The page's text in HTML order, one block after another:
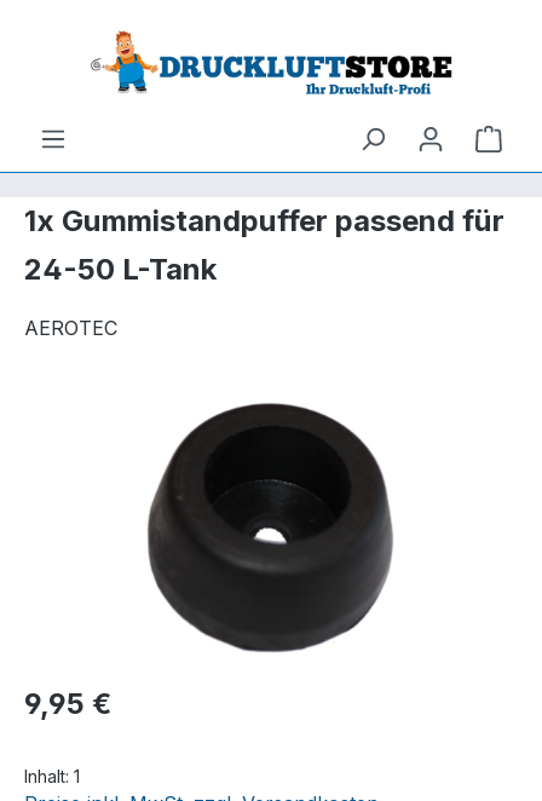
Hauptinhalt springen
Zur Suche springen
1x Gummistandpuffer passend für
24-50 L-Tank
AEROTEC
Bildergalerie überspringen
9,95 €
Inhalt: 1